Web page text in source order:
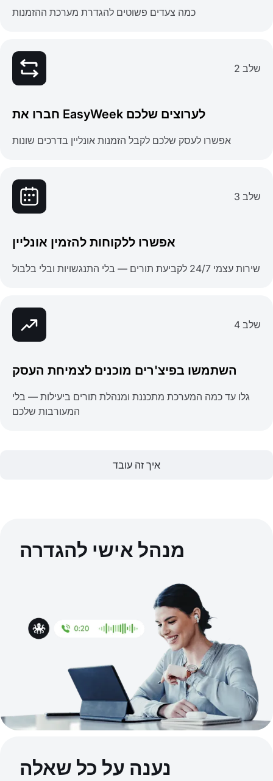
כמה צעדים פשוטים להגדרת מערכת ההזמנות
שלב 2
חברו את EasyWeek לערוצים שלכם
אפשרו לעסק שלכם לקבל הזמנות אונליין בדרכים שונות
שלב 3
אפשרו ללקוחות להזמין אונליין
שירות עצמי 24/7 לקביעת תורים — בלי התנגשויות ובלי בלבול
שלב 4
השתמשו בפיצ'רים מוכנים לצמיחת העסק
גלו עד כמה המערכת מתכננת ומנהלת תורים ביעילות — בלי
המעורבות שלכם
איך זה עובד
מנהל אישי להגדרה
נענה על כל שאלה